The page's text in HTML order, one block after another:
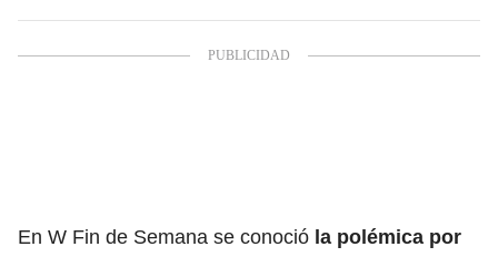
En W Fin de Semana se conoció la polémica por